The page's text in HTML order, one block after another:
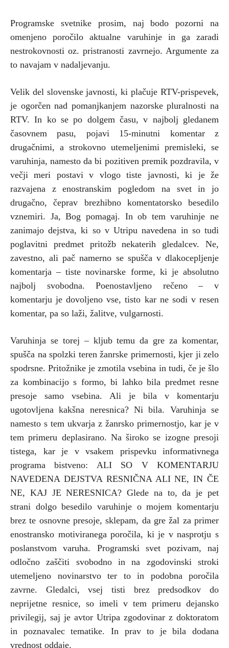
Programske svetnike prosim, naj bodo pozorni na
omenjeno poročilo aktualne varuhinje in ga zaradi
nestrokovnosti oz. pristranosti zavrnejo. Argumente za
to navajam v nadaljevanju.
Velik del slovenske javnosti, ki plačuje RTV-prispevek,
je ogorčen nad pomanjkanjem nazorske pluralnosti na
RTV. In ko se po dolgem času, v najbolj gledanem
časovnem pasu, pojavi 15-minutni komentar z
drugačnimi, a strokovno utemeljenimi premisleki, se
varuhinja, namesto da bi pozitiven premik pozdravila, v
večji meri postavi v vlogo tiste javnosti, ki je že
razvajena z enostranskim pogledom na svet in jo
drugačno, čeprav brezhibno komentatorsko besedilo
vznemiri. Ja, Bog pomagaj. In ob tem varuhinje ne
zanimajo dejstva, ki so v Utripu navedena in so tudi
poglavitni predmet pritožb nekaterih gledalcev. Ne,
zavestno, ali pač namerno se spušča v dlakocepljenje
komentarja – tiste novinarske forme, ki je absolutno
najbolj svobodna. Poenostavljeno rečeno – v
komentarju je dovoljeno vse, tisto kar ne sodi v resen
komentar, pa so laži, žalitve, vulgarnosti.
Varuhinja se torej – kljub temu da gre za komentar,
spušča na spolzki teren žanrske primernosti, kjer ji zelo
spodrsne. Pritožnike je zmotila vsebina in tudi, če je šlo
za kombinacijo s formo, bi lahko bila predmet resne
presoje samo vsebina. Ali je bila v komentarju
ugotovljena kakšna neresnica? Ni bila. Varuhinja se
namesto s tem ukvarja z žanrsko primernostjo, kar je v
tem primeru deplasirano. Na široko se izogne presoji
tistega, kar je v vsakem prispevku informativnega
programa bistveno: ALI SO V KOMENTARJU
NAVEDENA DEJSTVA RESNIČNA ALI NE, IN ČE
NE, KAJ JE NERESNICA? Glede na to, da je pet
strani dolgo besedilo varuhinje o mojem komentarju
brez te osnovne presoje, sklepam, da gre žal za primer
enostransko motiviranega poročila, ki je v nasprotju s
poslanstvom varuha. Programski svet pozivam, naj
odločno zaščiti svobodno in na zgodovinski stroki
utemeljeno novinarstvo ter to in podobna poročila
zavrne. Gledalci, vsej tisti brez predsodkov do
neprijetne resnice, so imeli v tem primeru dejansko
privilegij, saj je avtor Utripa zgodovinar z doktoratom
in poznavalec tematike. In prav to je bila dodana
vrednost oddaje.